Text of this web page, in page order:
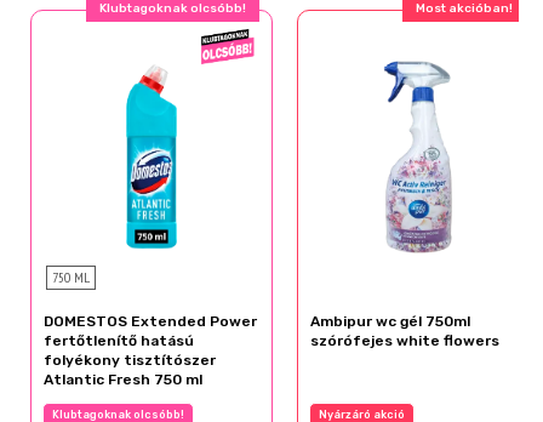
Klubtagoknak olcsóbb!
750 ML
DOMESTOS Extended Power
fertőtlenítő hatású
folyékony tisztítószer
Atlantic Fresh 750 ml
Klubtagoknak olcsóbb!
Most akcióban!
Ambipur wc gél 750ml
szórófejes white flowers
Nyárzáró akció